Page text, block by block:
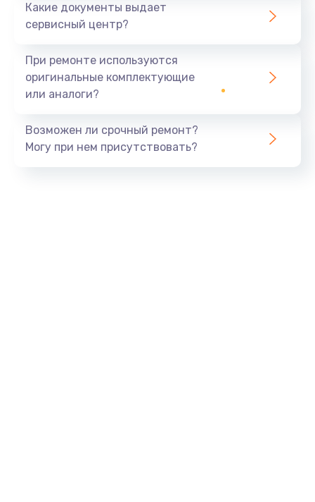
Какие документы выдает
сервисный центр?
При ремонте используются
оригинальные комплектующие
или аналоги?
Возможен ли срочный ремонт?
Могу при нем присутствовать?